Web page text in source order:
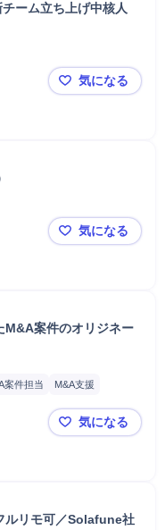
ーム立ち上げ中核人
新規事業
気になる
【業務委
気になる
M&A案件のオリジネー
案件担当
M&A支援
セクター
気になる
ルリモ可／Solafune社